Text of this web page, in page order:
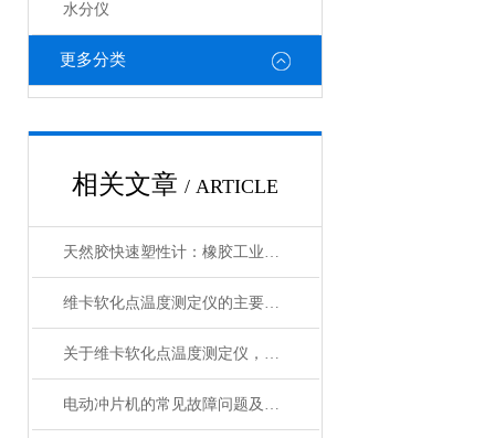
水分仪
更多分类
相关文章 / ARTICLE
天然胶快速塑性计：橡胶工业的“品质显微镜”
维卡软化点温度测定仪的主要结构和工作原理
关于维卡软化点温度测定仪，三分钟您就懂
电动冲片机的常见故障问题及解决方法分享